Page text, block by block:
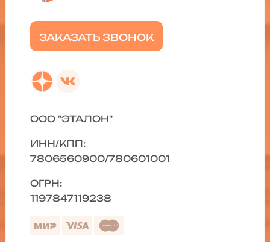
ЗАКАЗАТЬ ЗВОНОК
ООО "ЭТАЛОН"
ИНН/КПП:
7806560900/780601001
ОГРН:
1197847119238